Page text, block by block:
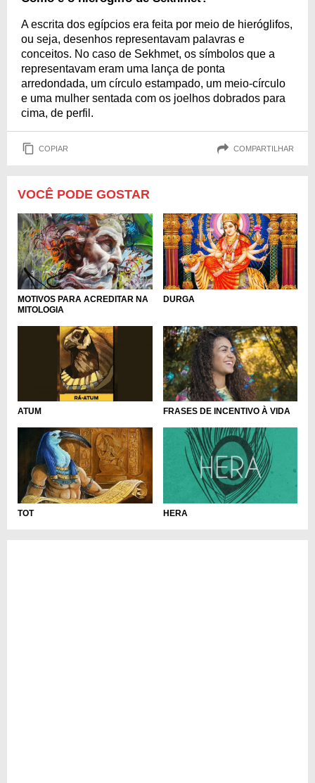
A escrita dos egípcios era feita por meio de hieróglifos,
ou seja, desenhos representavam palavras e
conceitos. No caso de Sekhmet, os símbolos que a
representavam eram uma lança de ponta
arredondada, um círculo estampado, um meio-círculo
e uma mulher sentada com os joelhos dobrados para
cima, de perfil.
COPIAR COMPARTILHAR
VOCÊ PODE GOSTAR
MOTIVOS PARA ACREDITAR NA
MITOLOGIA
DURGA
ATUM FRASES DE INCENTIVO À VIDA
TOT HERA